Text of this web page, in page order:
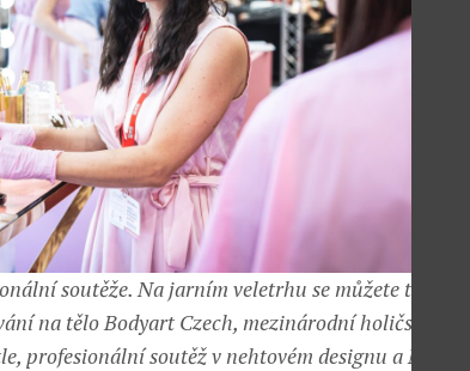
soutěže. Na jarním veletrhu se můžete těšit na
na tělo Bodyart Czech, mezinárodní holičskou
profesionální soutěž v nehtovém designu a Nail